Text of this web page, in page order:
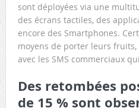
sont déployées via une
des écrans tactiles, des
encore des Smartphones.
moyens de porter leurs fruits,
avec les SMS commerciaux
Des retombées
de 15 % sont